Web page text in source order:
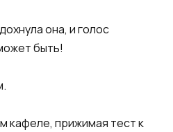
она, и голос
быть!
кафеле, прижимая тест к